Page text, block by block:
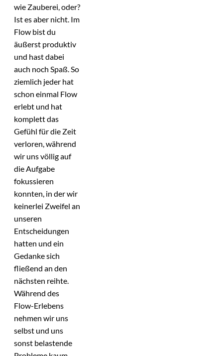
wie Zauberei, oder?
Ist es aber nicht. Im
Flow bist du
äußerst produktiv
und hast dabei
auch noch Spaß. So
ziemlich jeder hat
schon einmal Flow
erlebt und hat
komplett das
Gefühl für die Zeit
verloren, während
wir uns völlig auf
die Aufgabe
fokussieren
konnten, in der wir
keinerlei Zweifel an
unseren
Entscheidungen
hatten und ein
Gedanke sich
fließend an den
nächsten reihte.
Während des
Flow-Erlebens
nehmen wir uns
selbst und uns
sonst belastende